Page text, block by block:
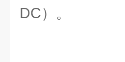
DC）。